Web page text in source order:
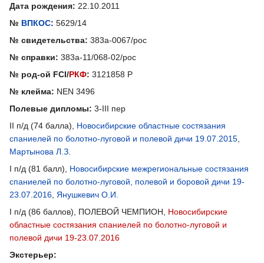
Дата рождения: 22.10.2011
№ ВПКОС: 5629/14
№ свидетельства: 383а-0067/рос
№ справки: 383а-11/068-02/рос
№ род-ой FCI/РКФ: 3121858 Р
№ клейма: NEN 3496
Полевые дипломы: 3-III пер
II п/д (74 балла), Новосибирские областные состязания
спаниелей по болотно-луговой и полевой дичи 19.07.2015
Мартынова Л.З.
I п/д (81 балл), Новосибирские межрегиональные состязания
спаниелей по болотно-луговой, полевой и боровой дичи 19-
23.07.2016 Янушкевич О.И.
I п/д (86 баллов), ПОЛЕВОЙ ЧЕМПИОН, Новосибирские
областные состязания спаниелей по болотно-луговой и
полевой дичи 19-23.07.2016
Экстерьер: